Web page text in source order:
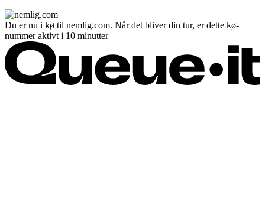
Du er nu i kø til nemlig.com. Når det bliver din tur, er dette kø-
nummer aktivt i 10 minutter